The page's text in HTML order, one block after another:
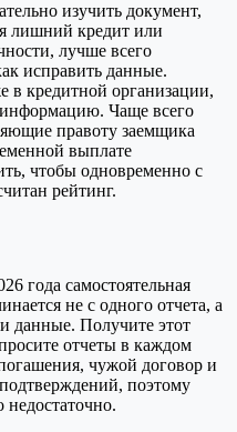
изучить документ,
лишний кредит или
лучше всего
исправить данные.
в кредитной организации,
информацию. Чаще всего
правоту заемщика
выплате
чтобы одновременно с
рейтинг.
года самостоятельная
не с одного отчета, а
данные. Получите этот
отчеты в каждом
чужой договор и
поэтому